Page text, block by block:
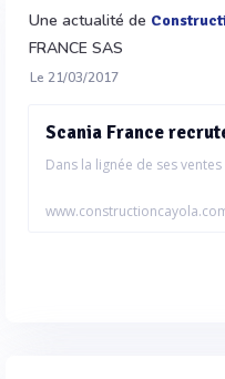
Une actualité de
FRANCE SAS
Le 21/03/2017
Scania France
Dans la lignée de ses